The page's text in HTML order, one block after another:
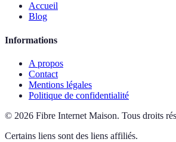
Accueil
Blog
Informations
A propos
Contact
Mentions légales
Politique de confidentialité
© 2026 Fibre Internet Maison. Tous droits
Certains liens sont des liens affiliés.